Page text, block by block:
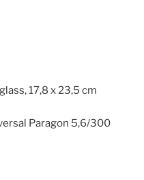
17,8 x 23,5 cm
Paragon 5,6/300